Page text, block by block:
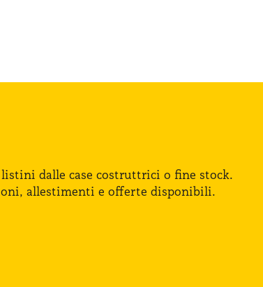
dalle case costruttrici o fine stock.
, allestimenti e offerte disponibili.